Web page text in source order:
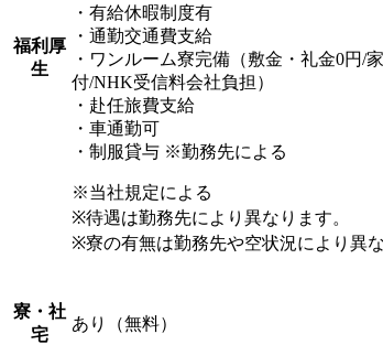
福利厚
生
・有給休暇制度有
・通勤交通費支給
・ワンルーム寮完備（敷金・礼金0円/
付/NHK受信料会社負担）
・赴任旅費支給
・車通勤可
・制服貸与 ※勤務先による
※当社規定による
※待遇は勤務先により異なります。
※寮の有無は勤務先や空状況により異な
寮・社
宅
あり（無料）